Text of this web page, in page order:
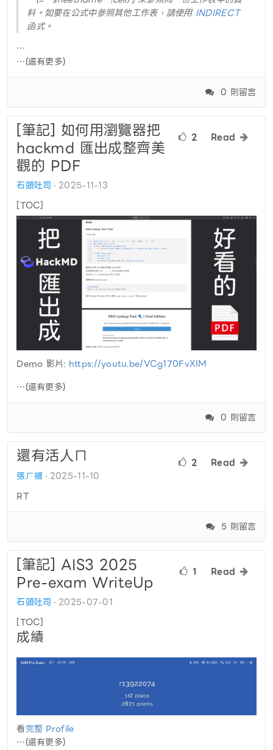
料。如要在公式中參照其他工作表，請使用 INDIRECT
函式。
…
…(還有更多)
0 則留言
2 Read
[筆記] 如何用瀏覽器把
hackmd 匯出成整齊美
觀的 PDF
石頭吐司
2025-11-13
[TOC]
Demo 影片: https://youtu.be/VCg170FvXIM
…(還有更多)
0 則留言
2 Read
還有活人ㄇ
張ㄏ襪 2025-11-10
RT
5 則留言
1 Read
[筆記] AIS3 2025
Pre-exam WriteUp
石頭吐司
2025-07-01
[TOC]
成績
看完整 Profile
…(還有更多)